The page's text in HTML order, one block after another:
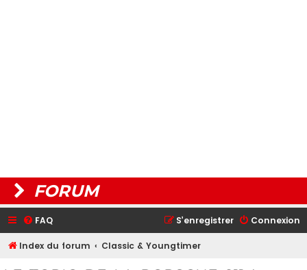
FORUM
FAQ Connexion
S’enregistrer
Index du forum Classic & Youngtimer